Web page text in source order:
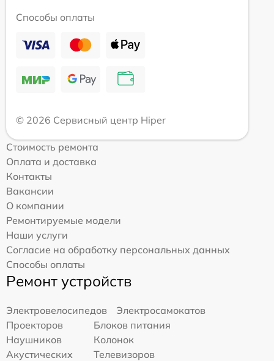
Способы оплаты
© 2026 Сервисный центр Hiper
Стоимость ремонта
Оплата и доставка
Контакты
Вакансии
О компании
Ремонтируемые модели
Наши услуги
Согласие на обработку персональных данных
Способы оплаты
Ремонт устройств
Электровелосипедов
Электросамокатов
Проекторов
Блоков питания
Наушников
Колонок
Акустических
Телевизоров